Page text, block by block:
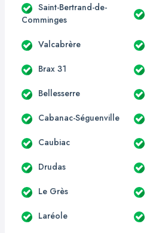
Saint-Bertrand-de-
Comminges
Valcabrère
Brax 31
Bellesserre
Cabanac-Séguenville
Caubiac
Drudas
Le Grès
Laréole